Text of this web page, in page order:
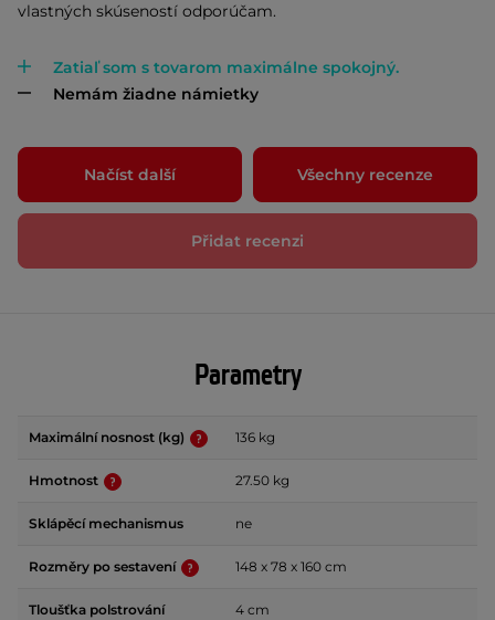
vlastných skúseností odporúčam.
Zatiaľ som s tovarom maximálne spokojný.
Nemám žiadne námietky
Načíst další Všechny recenze
Přidat recenzi
Parametry
Maximální nosnost (kg) 136 kg
Hmotnost 27.50 kg
Sklápěcí mechanismus ne
Rozměry po sestavení 148 x 78 x 160 cm
Tloušťka polstrování 4 cm